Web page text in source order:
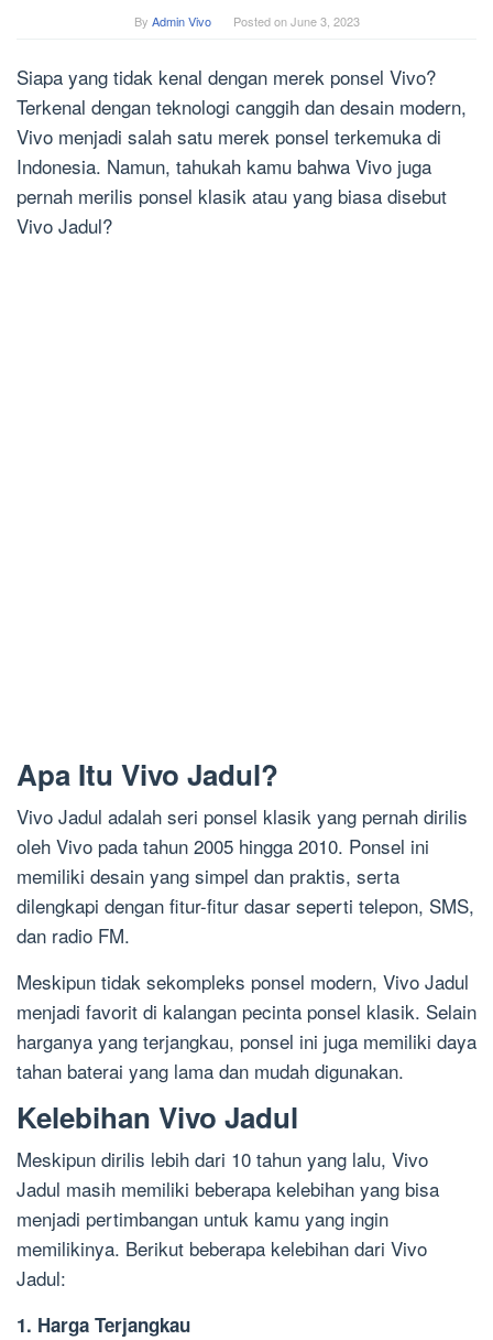
By Admin Vivo Posted onJune 3, 2023
Siapa yang tidak kenal dengan merek ponsel Vivo?
Terkenal dengan teknologi canggih dan desain modern,
Vivo menjadi salah satu merek ponsel terkemuka di
Indonesia. Namun, tahukah kamu bahwa Vivo juga
pernah merilis ponsel klasik atau yang biasa disebut
Vivo Jadul?
Apa Itu Vivo Jadul?
Vivo Jadul adalah seri ponsel klasik yang pernah dirilis
oleh Vivo pada tahun 2005 hingga 2010. Ponsel ini
memiliki desain yang simpel dan praktis, serta
dilengkapi dengan fitur-fitur dasar seperti telepon, SMS,
dan radio FM.
Meskipun tidak sekompleks ponsel modern, Vivo Jadul
menjadi favorit di kalangan pecinta ponsel klasik. Selain
harganya yang terjangkau, ponsel ini juga memiliki daya
tahan baterai yang lama dan mudah digunakan.
Kelebihan Vivo Jadul
Meskipun dirilis lebih dari 10 tahun yang lalu, Vivo
Jadul masih memiliki beberapa kelebihan yang bisa
menjadi pertimbangan untuk kamu yang ingin
memilikinya. Berikut beberapa kelebihan dari Vivo
Jadul:
1. Harga Terjangkau